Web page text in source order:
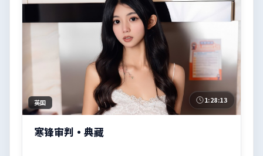
英国 1:28:13
寒锋审判·典藏